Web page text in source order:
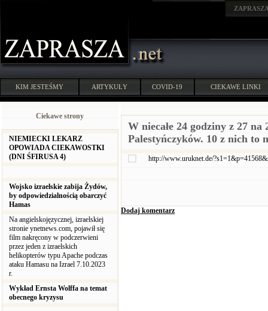
KIM JESTEŚMY ARTYKUŁY COVID-19 CIEKAWE LINKI
Ciekawe strony
NIEMIECKI LEKARZ
OPOWIADA CIEKAWOSTKI
(DNI ŚFIRUSA 4)
Wojsko izraelskie zabija Żydów,
by odpowiedzialnością obarczyć
Hamas
Na angielskojęzycznej, izraelskiej
stronie ynetnews.com, pojawił się
film nakręcony w podczerwieni
przez jeden z izraelskich
helikopterów typu Apache podczas
ataku Hamasu na Izrael 7.10.2023
r.
Wykład Ernsta Wolffa na temat
obecnego kryzysu
W niecałe 24 godziny z 27
Palestyńczyków. 10 z nich to
http://www.uruknet.de/
Dodaj komentarz